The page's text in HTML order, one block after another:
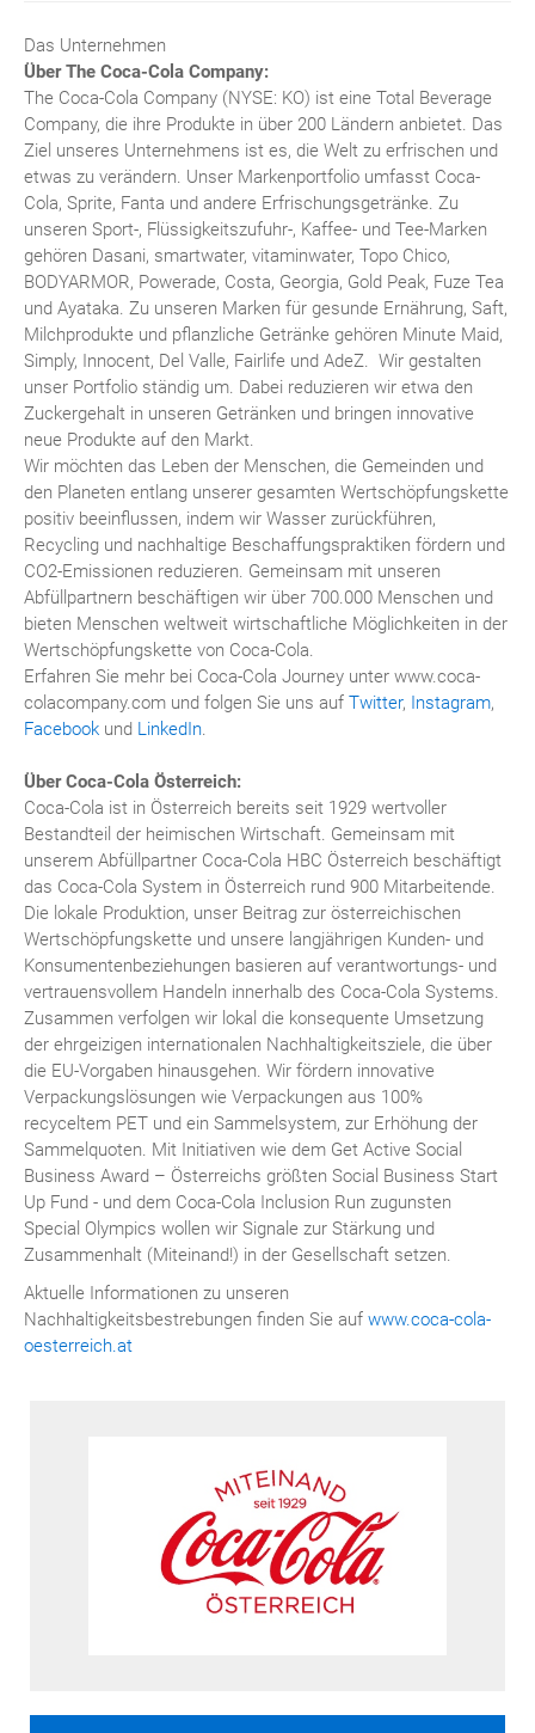
Das Unternehmen
Über The Coca-Cola Company:
The Coca-Cola Company (NYSE: KO) ist eine Total Beverage
Company, die ihre Produkte in über 200 Ländern anbietet. Das
Ziel unseres Unternehmens ist es, die Welt zu erfrischen und
etwas zu verändern. Unser Markenportfolio umfasst Coca-
Cola, Sprite, Fanta und andere Erfrischungsgetränke. Zu
unseren Sport-, Flüssigkeitszufuhr-, Kaffee- und Tee-Marken
gehören Dasani, smartwater, vitaminwater, Topo Chico,
BODYARMOR, Powerade, Costa, Georgia, Gold Peak, Fuze Tea
und Ayataka. Zu unseren Marken für gesunde Ernährung, Saft,
Milchprodukte und pflanzliche Getränke gehören Minute Maid,
Simply, Innocent, Del Valle, Fairlife und AdeZ. Wir gestalten
unser Portfolio ständig um. Dabei reduzieren wir etwa den
Zuckergehalt in unseren Getränken und bringen innovative
neue Produkte auf den Markt.
Wir möchten das Leben der Menschen, die Gemeinden und
den Planeten entlang unserer gesamten Wertschöpfungskette
positiv beeinflussen, indem wir Wasser zurückführen,
Recycling und nachhaltige Beschaffungspraktiken fördern und
CO2-Emissionen reduzieren. Gemeinsam mit unseren
Abfüllpartnern beschäftigen wir über 700.000 Menschen und
bieten Menschen weltweit wirtschaftliche Möglichkeiten in der
Wertschöpfungskette von Coca-Cola.
Erfahren Sie mehr bei Coca-Cola Journey unter www.coca-
colacompany.com und folgen Sie uns auf Twitter, Instagram,
Facebook und LinkedIn.
Über Coca-Cola Österreich:
Coca-Cola ist in Österreich bereits seit 1929 wertvoller
Bestandteil der heimischen Wirtschaft. Gemeinsam mit
unserem Abfüllpartner Coca-Cola HBC Österreich beschäftigt
das Coca-Cola System in Österreich rund 900 Mitarbeitende.
Die lokale Produktion, unser Beitrag zur österreichischen
Wertschöpfungskette und unsere langjährigen Kunden- und
Konsumentenbeziehungen basieren auf verantwortungs- und
vertrauensvollem Handeln innerhalb des Coca-Cola Systems.
Zusammen verfolgen wir lokal die konsequente Umsetzung
der ehrgeizigen internationalen Nachhaltigkeitsziele, die über
die EU-Vorgaben hinausgehen. Wir fördern innovative
Verpackungslösungen wie Verpackungen aus 100%
recyceltem PET und ein Sammelsystem, zur Erhöhung der
Sammelquoten. Mit Initiativen wie dem Get Active Social
Business Award – Österreichs größten Social Business Start
Up Fund - und dem Coca-Cola Inclusion Run zugunsten
Special Olympics wollen wir Signale zur Stärkung und
Zusammenhalt (Miteinand!) in der Gesellschaft setzen.
Aktuelle Informationen zu unseren
Nachhaltigkeitsbestrebungen finden Sie auf www.coca-cola-
oesterreich.at